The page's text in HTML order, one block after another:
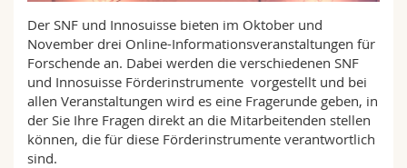
Interfakultär
Doktorierende
Vorlesungsverzeichnis
MyUnifr
Der SNF und Innosuisse bieten im Oktober und
November drei Online-Informationsveranstaltungen für
Forschende an. Dabei werden die verschiedenen SNF
und Innosuisse Förderinstrumente vorgestellt und bei
allen Veranstaltungen wird es eine Fragerunde geben, in
der Sie Ihre Fragen direkt an die Mitarbeitenden stellen
können, die für diese Förderinstrumente verantwortlich
sind.